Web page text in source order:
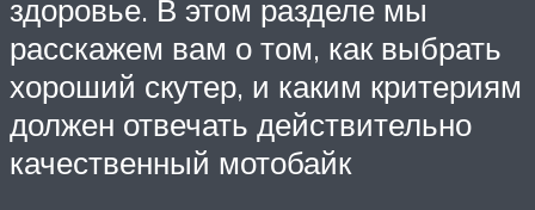
здоровье. В этом разделе мы
расскажем вам о том, как выбрать
хороший скутер, и каким критериям
должен отвечать действительно
качественный мотобайк